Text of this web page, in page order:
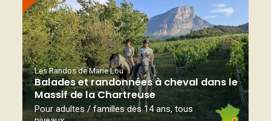
Les Randos de Marie Lou
Balades et randonnées à cheval dans le
Massif de la Chartreuse
Pour adultes / familles dès 14 ans, tous